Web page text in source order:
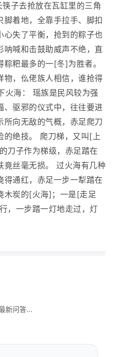
子去抢放在瓦缸里的三角
着地，全靠手拉手、脚扣
心失了平衡，抢到的粽子也
呐喊和击鼓助威声不绝，直
粑最多的一[冬]为胜者。
物，仫佬族人相信，谁抢得
火海： 瑶族是民风较为强
驱邪的仪式中，往往要进
向无敌的气概，赤足爬刀
的绝技。 爬刀梯，又叫[上
刀子作为梯级，赤足踏在
竟丝毫无损。 过火海有几种
通红，赤足一步一犁踏在
木炭的[火海]；一是[走足
，一步踏一灯地走过，灯
新问答...